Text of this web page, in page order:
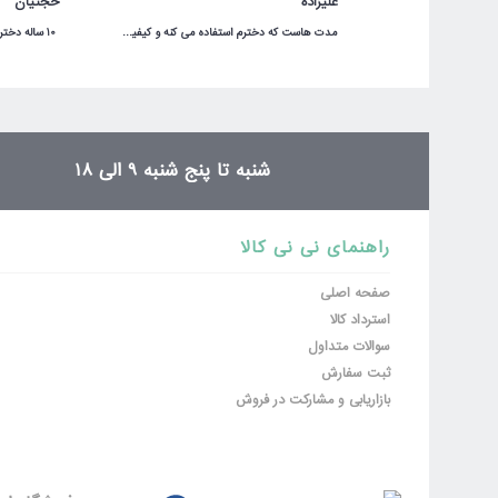
مدت هاست که دخترم استفاده می کنه و کیفیت مناسبی داره.در شگفت انگیز با قیمت عالی خریدم.
شنبه تا پنج شنبه 9 الی 18
راهنمای نی نی کالا
صفحه اصلی
استرداد کالا
سوالات متداول
ثبت سفارش
بازاریابی و مشارکت در فروش